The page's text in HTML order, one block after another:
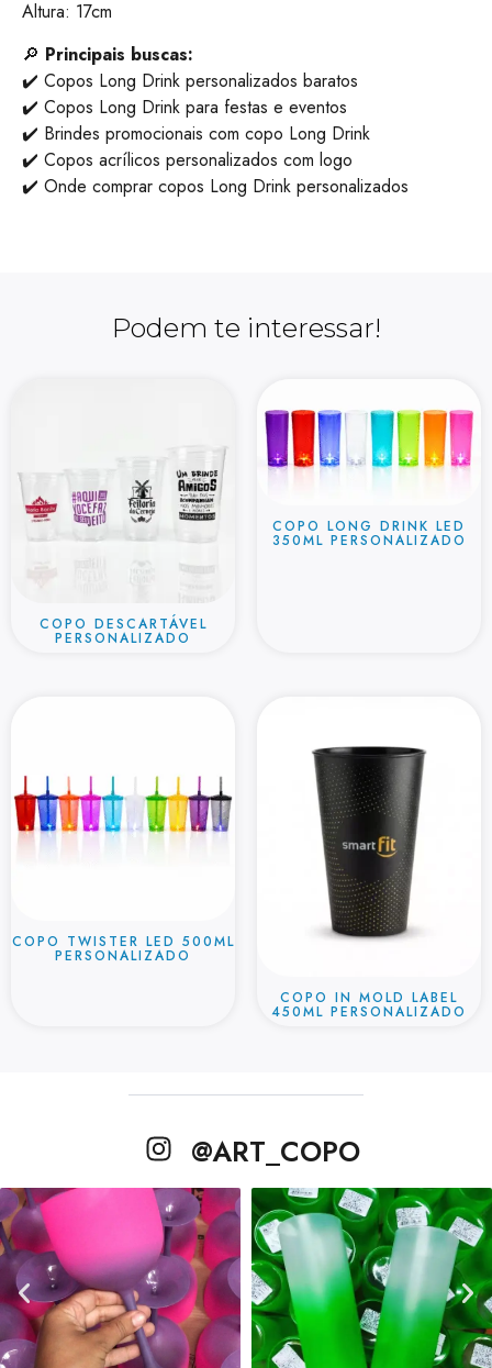
Altura: 17cm
🔎 Principais buscas:
✔️ Copos Long Drink personalizados baratos
✔️ Copos Long Drink para festas e eventos
✔️ Brindes promocionais com copo Long Drink
✔️ Copos acrílicos personalizados com logo
✔️ Onde comprar copos Long Drink personalizados
Podem te interessar!
COPO DESCARTÁVEL
PERSONALIZADO
COPO LONG DRINK LED
350ML PERSONALIZADO
COPO TWISTER LED 500ML
PERSONALIZADO
COPO IN MOLD LABEL
450ML PERSONALIZADO
@ART_COPO